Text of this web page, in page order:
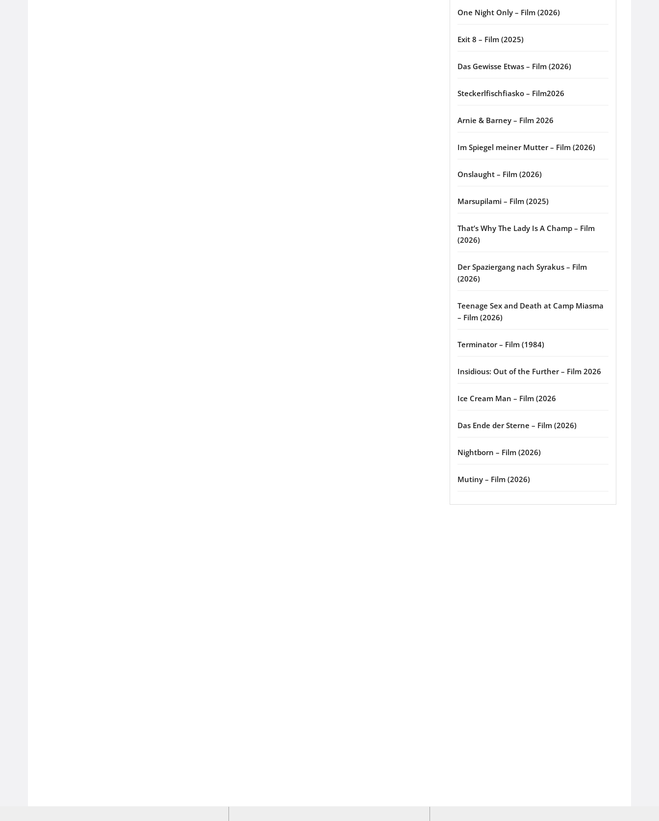
One Night Only – Film (2026)
Exit 8 – Film (2025)
Das Gewisse Etwas – Film (2026)
Steckerlfischfiasko – Film2026
Arnie & Barney – Film 2026
Im Spiegel meiner Mutter – Film (2026)
Onslaught – Film (2026)
Marsupilami – Film (2025)
That’s Why The Lady Is A Champ – Film
(2026)
Der Spaziergang nach Syrakus – Film
(2026)
Teenage Sex and Death at Camp Miasma
– Film (2026)
Terminator – Film (1984)
Insidious: Out of the Further – Film 2026
Ice Cream Man – Film (2026
Das Ende der Sterne – Film (2026)
Nightborn – Film (2026)
Mutiny – Film (2026)